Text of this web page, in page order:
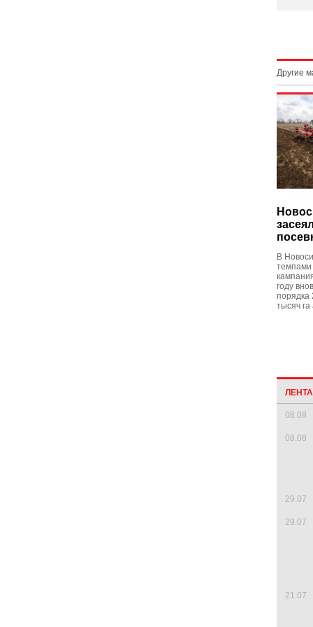
Другие
В
темпами
году
порядка
тысяч
08.08
08.08
29.07
29.07
21.07